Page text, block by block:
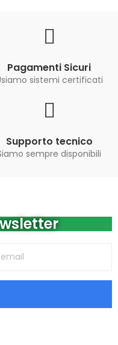
Pagamenti Sicuri
sistemi certificati
Supporto tecnico
sempre disponibili